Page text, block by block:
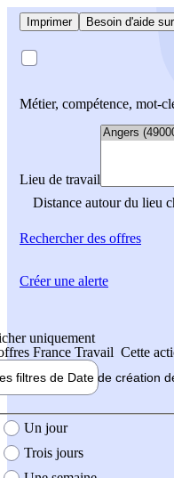
Imprimer Besoin d'aide
Métier, compétence, mot-
Lieu de travail
Distance autour du lieu
Rechercherdes offres
uniquement
France Travail Cette
filtres de Date de création
création de l'offre
Un jour
Trois jours
Créer une alerte